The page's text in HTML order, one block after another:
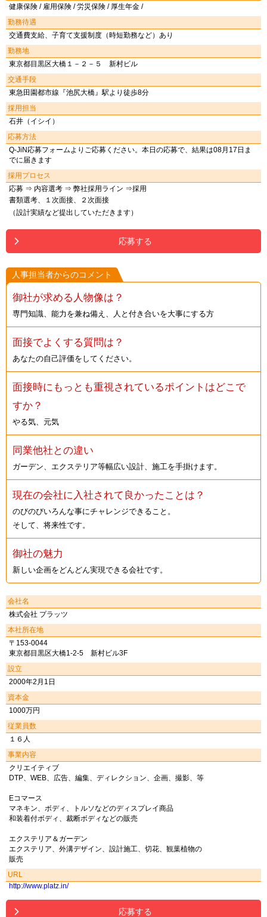
健康保険 / 雇用保険 / 労災保険 / 厚生年金 /
勤務待遇
交通費支給、子育て支援制度（時短勤務など）あり
勤務地
東京都目黒区大橋１－２－５ 新村ビル
交通手段
東急田園都市線『池尻大橋』駅より徒歩8分
採用担当
石井（イシイ）
応募方法
Q-JiN応募フォームよりご応募ください。本日の応募で、結果は08月17日ま
でに届きます
採用プロセス
応募 ⇒ 内容選考 ⇒ 弊社採用ライン ⇒採用
書類選考、１次面接、２次面接
（設計実績など提出していただきます）
応募する
人事担当者からのコメント
御社が求める人物像は？
専門知識、能力を兼ね備え、人と付き合いを大事にする方
面接でよくする質問は？
あなたの自己評価をしてください。
面接時にもっとも重視されているポイントはどこで
すか？
やる気、元気
同業他社との違い
ガーデン、エクステリア等幅広い設計、施工を手掛けます。
現在の会社に入社されて良かったことは？
のびのびいろんな事にチャレンジできること。
そして、将来性です。
御社の魅力
新しい企画をどんどん実現できる会社です。
会社名
株式会社 プラッツ
本社所在地
〒153-0044
東京都目黒区大橋1-2-5 新村ビル3F
設立
2000年2月1日
資本金
1000万円
従業員数
１６人
事業内容
クリエイティブ
DTP、WEB、広告、編集、ディレクション、企画、撮影、等
Eコマース
マネキン、ボディ、トルソなどのディスプレイ商品
和装着付ボディ、裁断ボディなどの販売
エクステリア＆ガーデン
エクステリア、外溝デザイン、設計施工、切花、観葉植物の
販売
URL
http://www.platz.in/
応募する